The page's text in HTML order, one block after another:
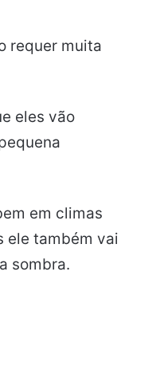
requer muita
eles vão
em climas
ele também vai
sombra.